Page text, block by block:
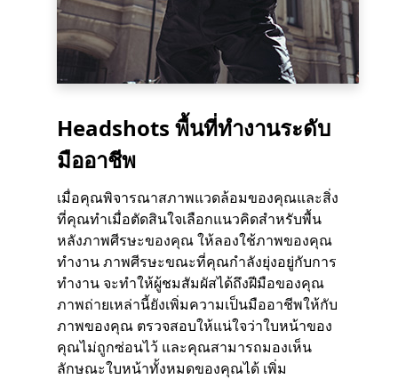
Headshots พื้นที่ทำงานระดับ
มืออาชีพ
เมื่อคุณพิจารณาสภาพแวดล้อมของคุณและสิ่ง
ที่คุณทำเมื่อตัดสินใจเลือกแนวคิดสำหรับพื้น
หลังภาพศีรษะของคุณ ให้ลองใช้ภาพของคุณ
ทำงาน ภาพศีรษะขณะที่คุณกำลังยุ่งอยู่กับการ
ทำงาน จะทำให้ผู้ชมสัมผัสได้ถึงฝีมือของคุณ
ภาพถ่ายเหล่านี้ยังเพิ่มความเป็นมืออาชีพให้กับ
ภาพของคุณ ตรวจสอบให้แน่ใจว่าใบหน้าของ
คุณไม่ถูกซ่อนไว้ และคุณสามารถมองเห็น
ลักษณะใบหน้าทั้งหมดของคุณได้ เพิ่ม